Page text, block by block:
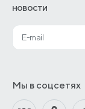
новости
Мы в соцсетях